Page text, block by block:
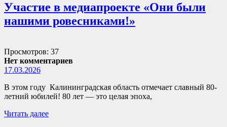
Участие в медиапроекте «Они были
нашими ровесниками!»
Просмотров: 37
Нет комментариев
17.03.2026
В этом году Калининградская область отмечает славный 80-
летний юбилей! 80 лет — это целая эпоха,
Читать далее